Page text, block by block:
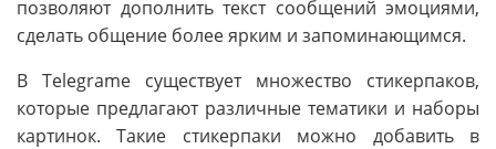
позволяют дополнить текст сообщений эмоциями,
сделать общение более ярким и запоминающимся.
В Telegrame существует множество стикерпаков,
которые предлагают различные тематики и наборы
картинок. Такие стикерпаки можно добавить в